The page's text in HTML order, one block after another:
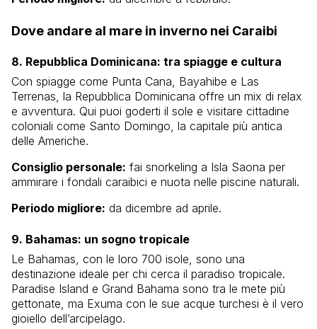
Dove andare al mare in inverno nei Caraibi
8. Repubblica Dominicana: tra spiagge e cultura
Con spiagge come Punta Cana, Bayahibe e Las
Terrenas, la Repubblica Dominicana offre un mix di relax
e avventura. Qui puoi goderti il sole e visitare cittadine
coloniali come Santo Domingo, la capitale più antica
delle Americhe.
Consiglio personale: fai snorkeling a Isla Saona per
ammirare i fondali caraibici e nuota nelle piscine naturali.
Periodo migliore: da dicembre ad aprile.
9. Bahamas: un sogno tropicale
Le Bahamas, con le loro 700 isole, sono una
destinazione ideale per chi cerca il paradiso tropicale.
Paradise Island e Grand Bahama sono tra le mete più
gettonate, ma Exuma con le sue acque turchesi è il vero
gioiello dell’arcipelago.